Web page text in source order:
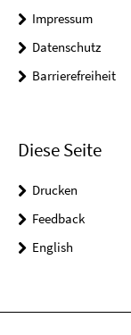
Impressum
Datenschutz
Barrierefreiheit
Diese Seite
Drucken
Feedback
English